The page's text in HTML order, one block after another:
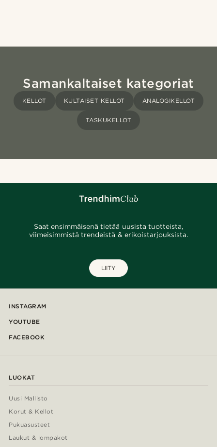
Samankaltaiset kategoriat
KELLOT KULTAISET KELLOT ANALOGIKELLOT
TASKUKELLOT
Saat ensimmäisenä tietää uusista tuotteista,
viimeisimmistä trendeistä & erikoistarjouksista.
LIITY
INSTAGRAM
YOUTUBE
FACEBOOK
LUOKAT
Uusi Mallisto
Korut & Kellot
Pukuasusteet
Laukut & lompakot